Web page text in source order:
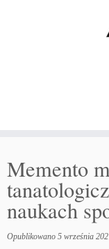
Memento
naukach
Opublikowano 5 września